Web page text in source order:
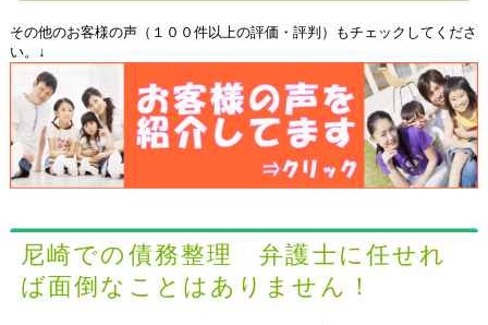
その他のお客様の声（１００件以上の評価・評判）もチェックしてくださ
い。↓
尼崎での債務整理 弁護士に任せれ
ば面倒なことはありません！